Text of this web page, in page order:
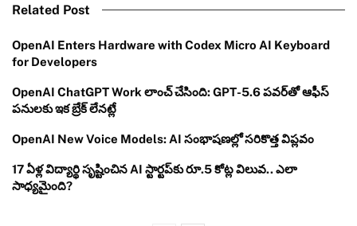
Related Post
OpenAI Enters Hardware with Codex Micro AI Keyboard
for Developers
OpenAI ChatGPT Work లాంచ్ చేసింది: GPT-5.6 పవర్‌తో ఆఫీస్
పనులకు ఇక బ్రేక్ లేనట్లే
OpenAI New Voice Models: AI సంభాషణల్లో సరికొత్త విప్లవం
17 ఏళ్ల విద్యార్థి సృష్టించిన AI స్టార్టప్‌కు రూ.5 కోట్ల విలువ.. ఎలా
సాధ్యమైంది?